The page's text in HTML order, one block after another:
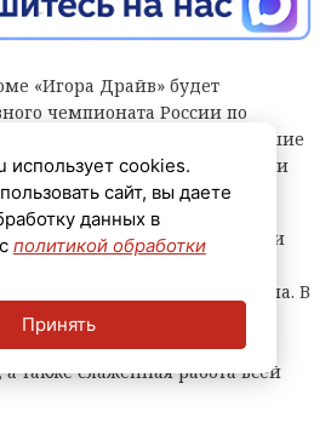
«Игора Драйв» будет
чемпионата России по
примут участие сильнейшие
борьбой будут следить тысячи
— один из самых зрелищных и
в котором гонщики
трассах замкнутого типа. В
рейсинга, тут большое
скорость, но и тактика,
также слаженная работа всей
использует cookies.
сайт, вы даете
данных в
политикой обработки
Принять